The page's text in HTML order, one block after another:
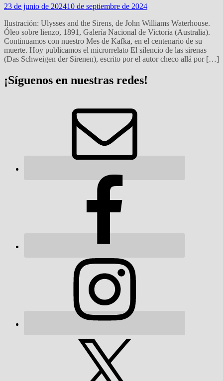
23 de junio de 202410 de septiembre de 2024
Ilustración: Ulysses and the Sirens, de John Williams Waterhouse.
Óleo sobre lienzo, 1891, Galería Nacional de Victoria (Australia).
Continuamos con nuestro Mes de Kafka, en el centenario de su
muerte. Hoy publicamos el microrrelato El silencio de las sirenas
(Das Schweigen der Sirenen), escrito por el autor checo allá por […]
¡Síguenos en nuestras redes!